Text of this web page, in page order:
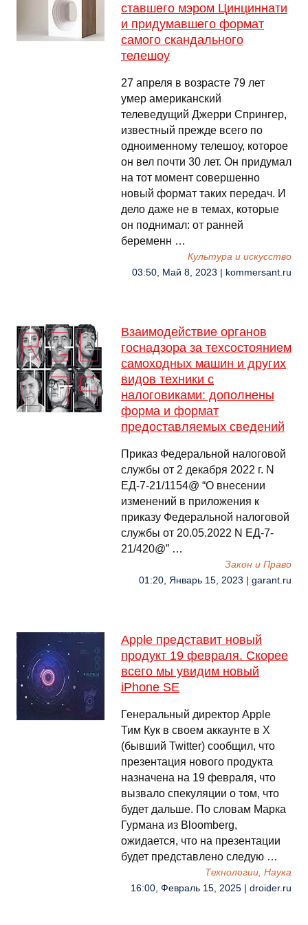
ставшего мэром Цинциннати
и придумавшего формат
самого скандального
телешоу
27 апреля в возрасте 79 лет
умер американский
телеведущий Джерри Спрингер,
известный прежде всего по
одноименному телешоу, которое
он вел почти 30 лет. Он придумал
на тот момент совершенно
новый формат таких передач. И
дело даже не в темах, которые
он поднимал: от ранней
беременн …
Культура и искусство
03:50, Май 8, 2023 | kommersant.ru
Взаимодействие органов
госнадзора за техсостоянием
самоходных машин и других
видов техники с
налоговиками: дополнены
форма и формат
предоставляемых сведений
Приказ Федеральной налоговой
службы от 2 декабря 2022 г. N
ЕД-7-21/1154@ “О внесении
изменений в приложения к
приказу Федеральной налоговой
службы от 20.05.2022 N ЕД-7-
21/420@” …
Закон и Право
01:20, Январь 15, 2023 | garant.ru
Apple представит новый
продукт 19 февраля. Скорее
всего мы увидим новый
iPhone SE
Генеральный директор Apple
Тим Кук в своем аккаунте в X
(бывший Twitter) сообщил, что
презентация нового продукта
назначена на 19 февраля, что
вызвало спекуляции о том, что
будет дальше. По словам Марка
Гурмана из Bloomberg,
ожидается, что на презентации
будет представлено следую …
Технологии, Наука
16:00, Февраль 15, 2025 | droider.ru